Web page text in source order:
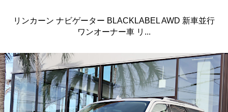
リンカーン ナビゲーター BLACKLABEL AWD 新車並行
ワンオーナー車 リ...